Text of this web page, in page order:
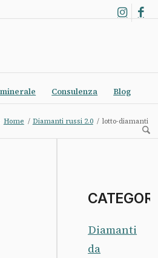
Consulenza Blog
Home / Diamanti russi 2.0 / lotto-diamanti
CATEGORIE
Diamanti
da